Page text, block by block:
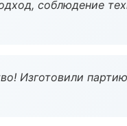
соблюдение
Изготовили